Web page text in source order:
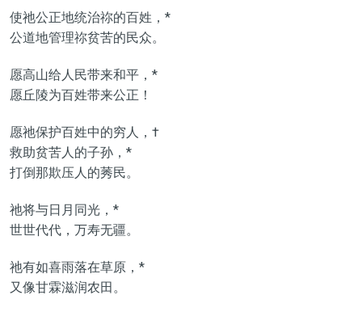
使祂公正地统治祢的百姓，*
公道地管理祢贫苦的民众。
愿高山给人民带来和平，*
愿丘陵为百姓带来公正！
愿祂保护百姓中的穷人，†
救助贫苦人的子孙，*
打倒那欺压人的莠民。
祂将与日月同光，*
世世代代，万寿无疆。
祂有如喜雨落在草原，*
又像甘霖滋润农田。